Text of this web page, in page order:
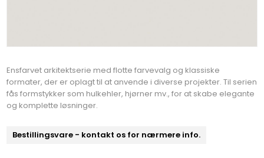
Ensfarvet arkitektserie med flotte farvevalg og klassiske
formater, der er oplagt til at anvende i diverse projekter. Til serien
fås formstykker som hulkehler, hjørner mv., for at skabe elegante
og komplette løsninger.
Bestillingsvare - kontakt os for nærmere info.